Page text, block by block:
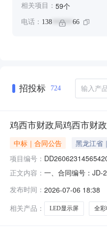
相关项目： 59个
电话： 138 ****** 66
招投标 724
鸡西市财政局鸡西市财
中标｜合同公告 黑龙江省
项目编号：
正文内容： 一、合同编号：JD-
冠区长远电子产品
发布时间： 2026-07-06 18:38
相关产品：
LED显示屏 全